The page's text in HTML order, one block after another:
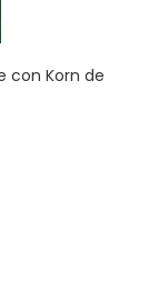
con Korn de